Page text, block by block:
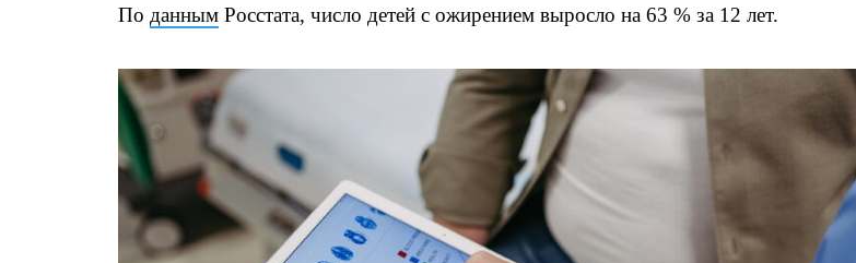
По данным Росстата, число детей с ожирением выросло на 63 % за 12 лет.